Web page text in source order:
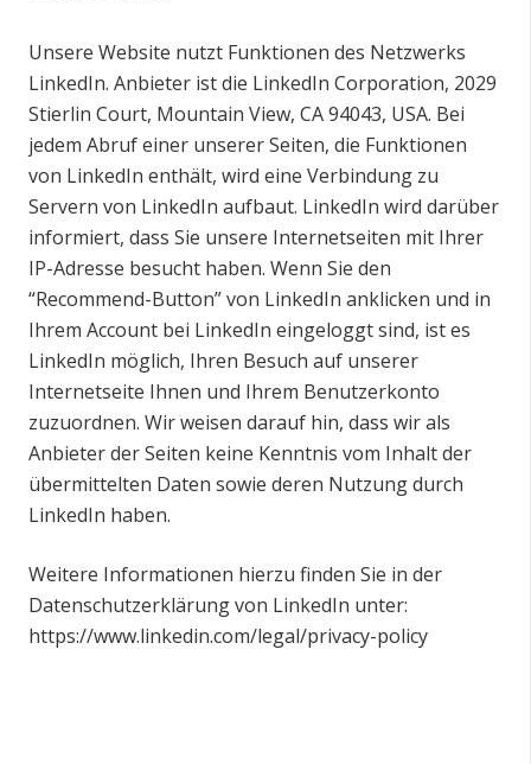
Unsere Website nutzt Funktionen des Netzwerks
LinkedIn. Anbieter ist die LinkedIn Corporation, 2029
Stierlin Court, Mountain View, CA 94043, USA. Bei
jedem Abruf einer unserer Seiten, die Funktionen
von LinkedIn enthält, wird eine Verbindung zu
Servern von LinkedIn aufbaut. LinkedIn wird darüber
informiert, dass Sie unsere Internetseiten mit Ihrer
IP-Adresse besucht haben. Wenn Sie den
“Recommend-Button” von LinkedIn anklicken und in
Ihrem Account bei LinkedIn eingeloggt sind, ist es
LinkedIn möglich, Ihren Besuch auf unserer
Internetseite Ihnen und Ihrem Benutzerkonto
zuzuordnen. Wir weisen darauf hin, dass wir als
Anbieter der Seiten keine Kenntnis vom Inhalt der
übermittelten Daten sowie deren Nutzung durch
LinkedIn haben.
Weitere Informationen hierzu finden Sie in der
Datenschutzerklärung von LinkedIn unter:
https://www.linkedin.com/legal/privacy-policy